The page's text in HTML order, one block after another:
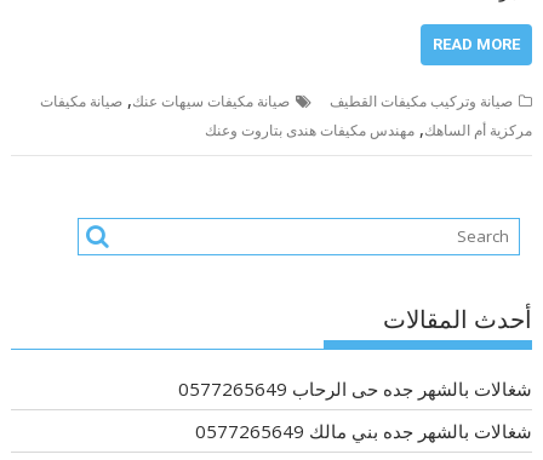
READ MORE
صيانة وتركيب مكيفات القطيف صيانة مكيفات سيهات عنك,صيانة مكيفات
مركزية أم الساهك,مهندس مكيفات هندى بتاروت وعنك
أحدث المقالات
شغالات بالشهر جده حى الرحاب 0577265649
شغالات بالشهر جده بني مالك 0577265649